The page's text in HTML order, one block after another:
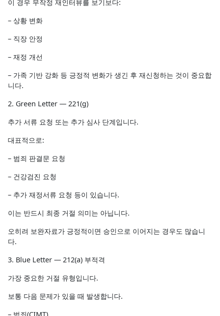
이 경우 무작정 재인터뷰를 보기보다:
– 상황 변화
– 직장 안정
– 재정 개선
– 가족 기반 강화 등 긍정적 변화가 생긴 후 재신청하는 것이 중요합
니다.
2. Green Letter — 221(g)
추가 서류 요청 또는 추가 심사 단계입니다.
대표적으로:
– 범죄 판결문 요청
– 건강검진 요청
– 추가 재정서류 요청 등이 있습니다.
이는 반드시 최종 거절 의미는 아닙니다.
오히려 보완자료가 긍정적이면 승인으로 이어지는 경우도 많습니
다.
3. Blue Letter — 212(a) 부적격
가장 중요한 거절 유형입니다.
보통 다음 문제가 있을 때 발생합니다.
– 범죄(CIMT)